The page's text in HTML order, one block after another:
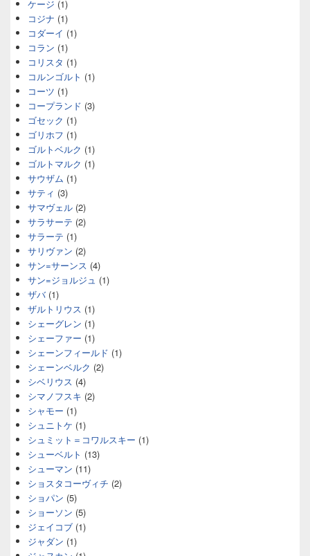
ケージ (1)
コジナ (1)
コダーイ (1)
コラン (1)
コリスタ (1)
コルンゴルト (1)
コーツ (1)
コープランド (3)
ゴセック (1)
ゴリホフ (1)
ゴルトベルク (1)
ゴルトマルク (1)
サウザム (1)
サティ (3)
サマヴェル (2)
サラサーテ (2)
サラーテ (1)
サリヴァン (2)
サン=サーンス (4)
サン=ジョルジュ (1)
ザバ(1)
ザルトリウス (1)
シェーグレン (1)
シェーファー (1)
シェーンフィールド (1)
シェーンベルク (2)
シベリウス (4)
シマノフスキ (2)
シャモー (1)
シュニトケ (1)
シュミット＝コワルスキー (1)
シューベルト (13)
シューマン (11)
ショスタコーヴィチ (2)
ショパン (5)
ショーソン (5)
ジェイコブ (1)
ジャダン (1)